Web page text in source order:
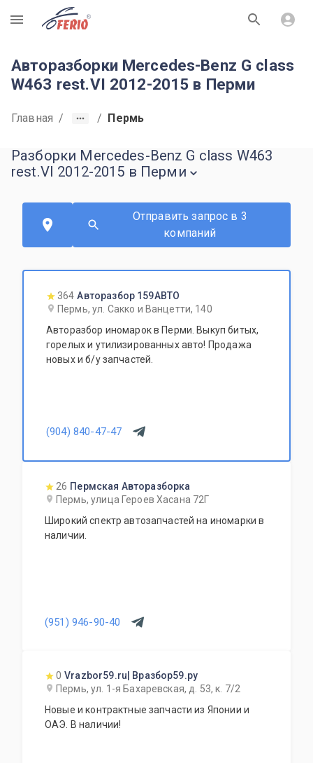
R
Авторазборки Mercedes-Benz G class
W463 rest.VI 2012-2015 в Перми
Главная / / Пермь
Разборки Mercedes-Benz G class W463
rest.VI 2012-2015 в Перми
Отправить запрос в 3
компаний
364 Авторазбор 159АВТО
Пермь, ул. Сакко и Ванцетти, 140
Авторазбор иномарок в Перми. Выкуп битых,
горелых и утилизированных авто! Продажа
новых и б/у запчастей.
(904) 840-47-47
26 Пермская Авторазборка
Пермь, улица Героев Хасана 72Г
Широкий спектр автозапчастей на иномарки в
наличии.
(951) 946-90-40
0 Vrazbor59.ru| Вразбор59.ру
Пермь, ул. 1-я Бахаревская, д. 53, к. 7/2
Новые и контрактные запчасти из Японии и
ОАЭ. В наличии!